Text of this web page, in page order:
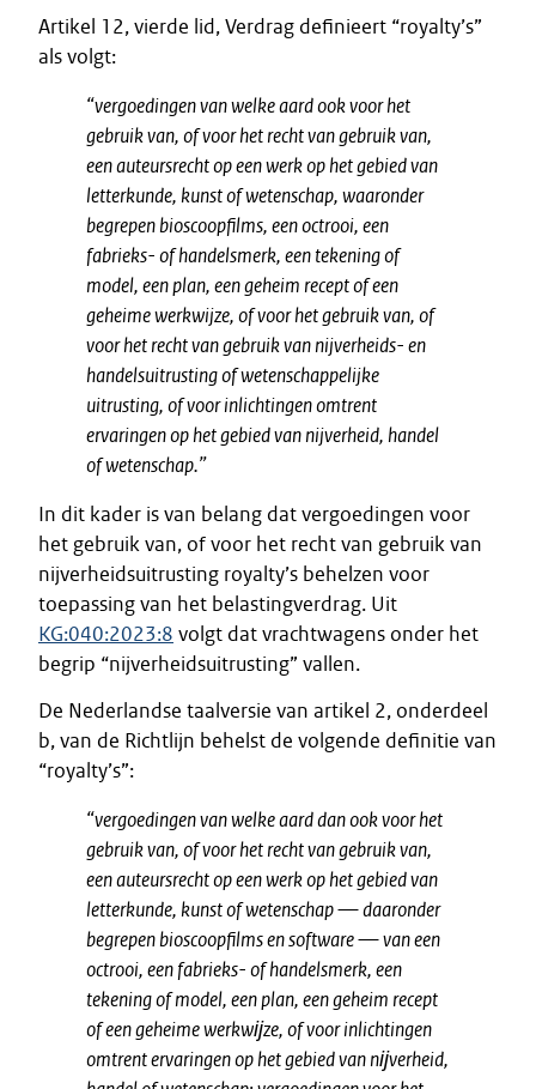
Artikel 12, vierde lid, Verdrag definieert “royalty’s”
als volgt:
“vergoedingen van welke aard ook voor het
gebruik van, of voor het recht van gebruik van,
een auteursrecht op een werk op het gebied van
letterkunde, kunst of wetenschap, waaronder
begrepen bioscoopfilms, een octrooi, een
fabrieks- of handelsmerk, een tekening of
model, een plan, een geheim recept of een
geheime werkwijze, of voor het gebruik van, of
voor het recht van gebruik van nijverheids- en
handelsuitrusting of wetenschappelijke
uitrusting, of voor inlichtingen omtrent
ervaringen op het gebied van nijverheid, handel
of wetenschap.”
In dit kader is van belang dat vergoedingen voor
het gebruik van, of voor het recht van gebruik van
nijverheidsuitrusting royalty’s behelzen voor
toepassing van het belastingverdrag. Uit
KG:040:2023:8 volgt dat vrachtwagens onder het
begrip “nijverheidsuitrusting” vallen.
De Nederlandse taalversie van artikel 2, onderdeel
b, van de Richtlijn behelst de volgende definitie van
“royalty’s”:
“vergoedingen van welke aard dan ook voor het
gebruik van, of voor het recht van gebruik van,
een auteursrecht op een werk op het gebied van
letterkunde, kunst of wetenschap — daaronder
begrepen bioscoopfilms en software — van een
octrooi, een fabrieks- of handelsmerk, een
tekening of model, een plan, een geheim recept
of een geheime werkwĳze, of voor inlichtingen
omtrent ervaringen op het gebied van nĳverheid,